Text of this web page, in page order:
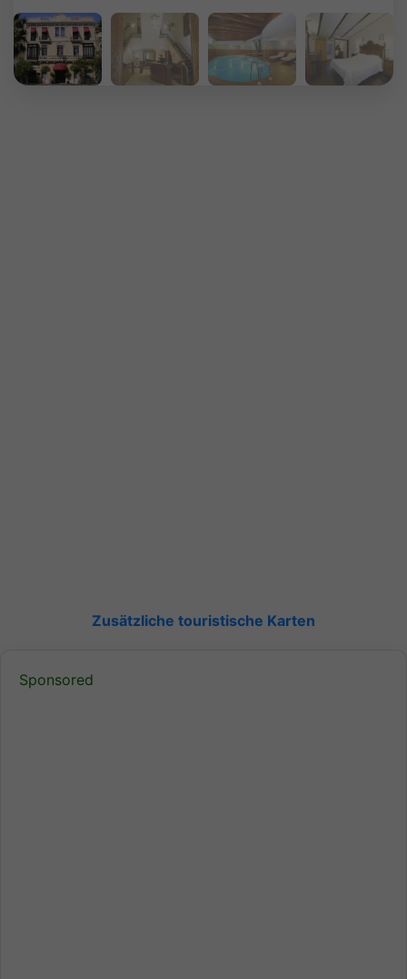
Zusätzliche touristische Karten
Sponsored